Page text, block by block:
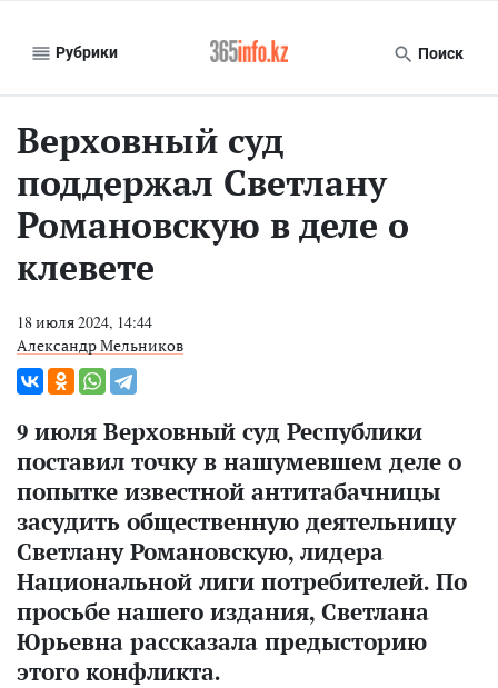
Рубрики Поиск
Верховный суд
поддержал Светлану
Романовскую в деле о
клевете
18 июля 2024, 14:44
Александр Мельников
9 июля Верховный суд Республики
поставил точку в нашумевшем деле о
попытке известной антитабачницы
засудить общественную деятельницу
Светлану Романовскую, лидера
Национальной лиги потребителей. По
просьбе нашего издания, Светлана
Юрьевна рассказала предысторию
этого конфликта.